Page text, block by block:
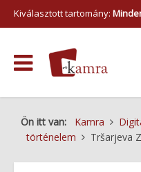
Kiválasztott tartomány:
Ön itt van: Kamra
történelem
Tršarjeva